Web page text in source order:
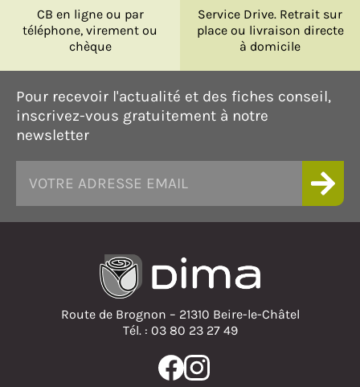
CB en ligne ou par
téléphone, virement ou
chèque
Service Drive. Retrait sur
place ou livraison directe
à domicile
Pour recevoir l'actualité et des fiches conseil,
inscrivez-vous gratuitement à notre
newsletter
Route de Brognon – 21310 Beire-le-Châtel
Tél. : 03 80 23 27 49